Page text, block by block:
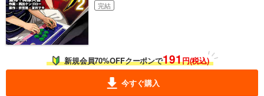
完結
新規会員70%OFFクーポンで191円(税込)
今すぐ購入